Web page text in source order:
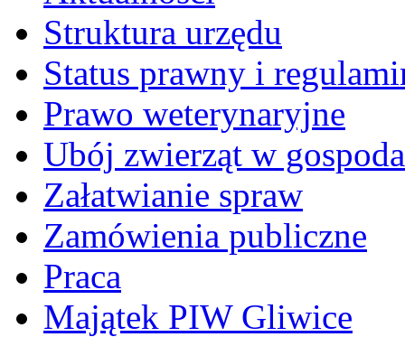
Struktura urzędu
Status prawny i
Prawo weterynaryjne
Ubój zwierząt w
Załatwianie spraw
Zamówienia publiczne
Praca
Majątek PIW Gliwice